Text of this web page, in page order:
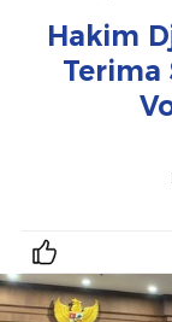
Hakim
Terima